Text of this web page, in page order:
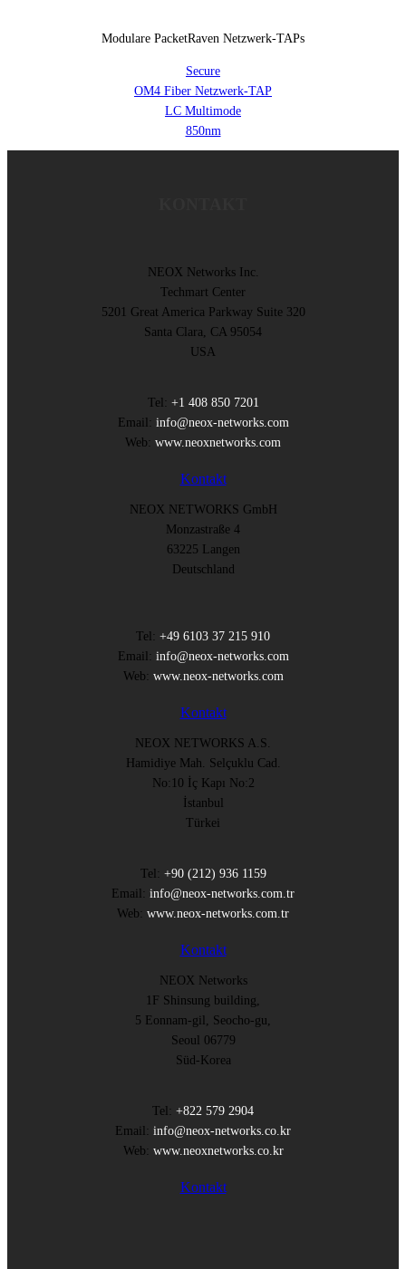
Modulare PacketRaven Netzwerk-TAPs
Secure
OM4 Fiber Netzwerk-TAP
LC Multimode
850nm
NEOX Networks Inc.
Techmart Center
5201 Great America Parkway Suite 320
Santa Clara, CA 95054
USA
Tel: +1 408 850 7201
Email: info@neox-networks.com
Web: www.neoxnetworks.com
Kontakt
NEOX NETWORKS GmbH
Monzastraße 4
63225 Langen
Deutschland
Tel: +49 6103 37 215 910
Email: info@neox-networks.com
Web: www.neox-networks.com
Kontakt
NEOX NETWORKS A.S.
Hamidiye Mah. Selçuklu Cad.
No:10 İç Kapı No:2
İstanbul
Türkei
Tel: +90 (212) 936 1159
Email: info@neox-networks.com.tr
Web: www.neox-networks.com.tr
Kontakt
NEOX Networks
1F Shinsung building,
5 Eonnam-gil, Seocho-gu,
Seoul 06779
Süd-Korea
Tel: +822 579 2904
Email: info@neox-networks.co.kr
Web: www.neoxnetworks.co.kr
Kontakt